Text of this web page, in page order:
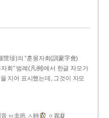
世珍)의 “훈몽자회(訓蒙字會)
회” 범례(凡例)에서 한글 자모가
지어 표시했는데, 그것이 자모
ㅂ非邑 ㅅ時
ㆁ異凝